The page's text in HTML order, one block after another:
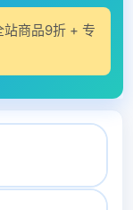
站商品9折 + 专